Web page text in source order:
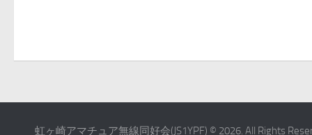
虹ヶ崎アマチュア無線同好会(JS1YPF) © 2026. All Rights